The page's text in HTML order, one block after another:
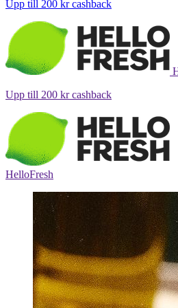
Upp till 200 krcashback
Upp till 200 krcashback
HelloFresh